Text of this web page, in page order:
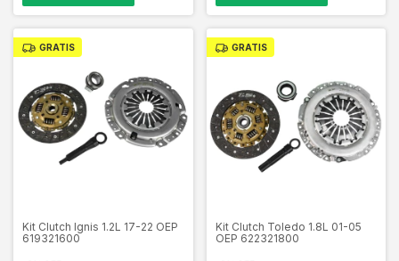
GRATIS
Kit Clutch Ignis 1.2L 17-22 OEP
619321600
GRATIS
Kit Clutch Toledo 1.8L 01-05
OEP 622321800